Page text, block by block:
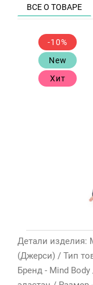
ВСЕ О ТОВАРЕ
-10%
New
Хит
Детали изделия:
(Джерси) / Тип
Бренд - Mind